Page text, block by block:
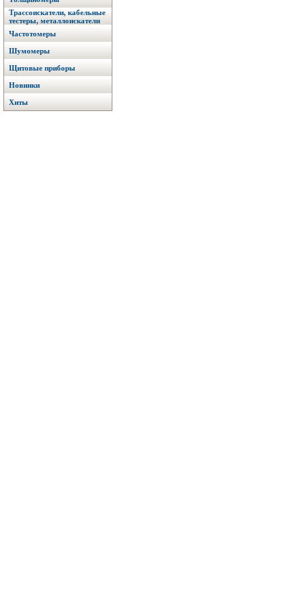
Трассоискатели, кабельные
тестеры, металлоискатели
Частотомеры
Шумомеры
Щитовые приборы
Новинки
Хиты